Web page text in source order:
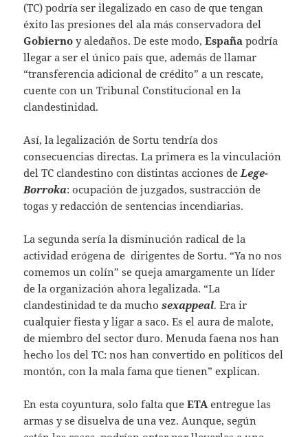
(TC) podría ser ilegalizado en caso de que tengan
éxito las presiones del ala más conservadora del
Gobierno y aledaños. De este modo,España podría
llegar a ser el único país que, además de llamar
“transferencia adicional de crédito” a un rescate,
cuente con un Tribunal Constitucional en la
clandestinidad.
Así, la legalización de Sortu tendría dos
consecuencias directas. La primera es la vinculación
del TC clandestino con distintas acciones deLege-
Borroka: ocupación de juzgados, sustracción de
togas y redacción de sentencias incendiarias.
La segunda sería la disminución radical de la
actividad erógena de dirigentes de Sortu. “Ya no nos
comemos un colín” se queja amargamente un líder
de la organización ahora legalizada. “La
clandestinidad te da muchosexappeal. Era ir
cualquier fiesta y ligar a saco. Es el aura de malote,
de miembro del sector duro. Menuda faena nos han
hecho los del TC: nos han convertido en políticos del
montón, con la mala fama que tienen” explican.
En esta coyuntura, solo falta queETAentregue las
armas y se disuelva de una vez. Aunque, según